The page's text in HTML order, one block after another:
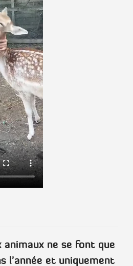
animaux ne se font que
l'année et uniquement